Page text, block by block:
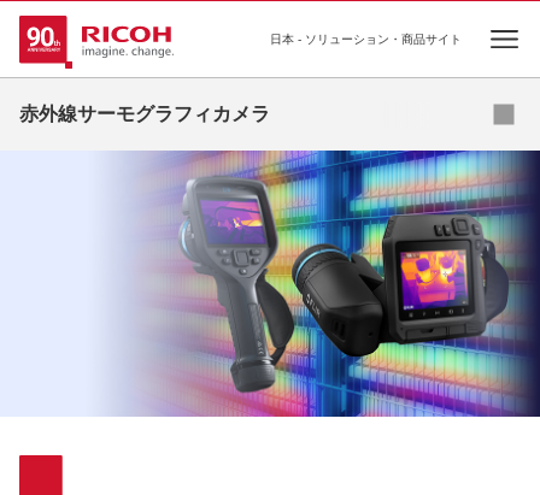
日本 - ソリューション・商品サイト
赤外線サーモグラフィカメラ